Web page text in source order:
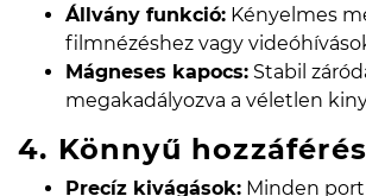
Állvány funkció: Kényelmes
filmnézéshez vagy
Mágneses kapocs: Stabil
megakadályozva a véletlen
4. Könnyű hozzáférés
Precíz kivágások: Minden